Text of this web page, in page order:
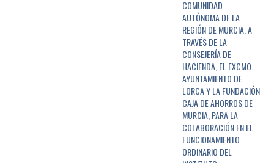
COMUNIDAD
AUTÓNOMA DE LA
REGIÓN DE MURCIA, A
TRAVÉS DE LA
CONSEJERÍA DE
HACIENDA, EL EXCMO.
AYUNTAMIENTO DE
LORCA Y LA FUNDACIÓN
CAJA DE AHORROS DE
MURCIA, PARA LA
COLABORACIÓN EN EL
FUNCIONAMIENTO
ORDINARIO DEL